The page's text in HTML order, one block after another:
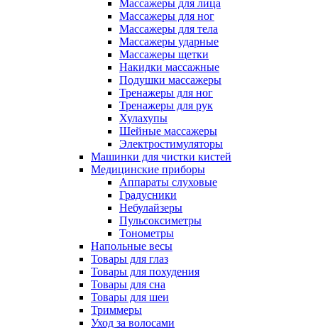
Массажеры для лица
Массажеры для ног
Массажеры для тела
Массажеры ударные
Массажеры щетки
Накидки массажные
Подушки массажеры
Тренажеры для ног
Тренажеры для рук
Хулахупы
Шейные массажеры
Электростимуляторы
Машинки для чистки кистей
Медицинские приборы
Аппараты слуховые
Градусники
Небулайзеры
Пульсоксиметры
Тонометры
Напольные весы
Товары для глаз
Товары для похудения
Товары для сна
Товары для шеи
Триммеры
Уход за волосами